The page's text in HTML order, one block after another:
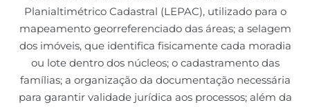
Planialtimétrico Cadastral (LEPAC), utilizado para o
mapeamento georreferenciado das áreas; a selagem
dos imóveis, que identifica fisicamente cada moradia
ou lote dentro dos núcleos; o cadastramento das
famílias; a organização da documentação necessária
para garantir validade jurídica aos processos; além da